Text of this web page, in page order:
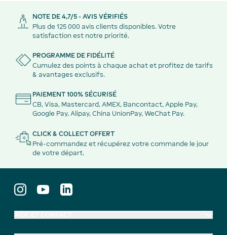
NOTE DE 4,7/5 - AVIS VÉRIFIÉS
Plus de 125 000 avis clients disponibles. Votre
satisfaction est notre priorité.
PROGRAMME DE FIDÉLITÉ
Cumulez des points à chaque achat et profitez de tarifs
& avantages exclusifs.
PAIEMENT 100% SÉCURISÉ
CB, Visa, Mastercard, AMEX, Bancontact, Apple Pay,
Google Pay, Alipay, China UnionPay, WeChat Pay.
CLICK & COLLECT OFFERT
Pré-commandez et récupérez votre commande le jour
de votre départ.